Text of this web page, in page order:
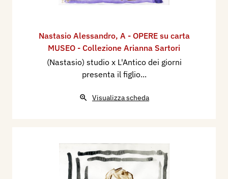
Nastasio Alessandro, A - OPERE su carta
MUSEO - Collezione Arianna Sartori
(Nastasio) studio x L'Antico dei giorni
presenta il figlio...
Visualizza scheda